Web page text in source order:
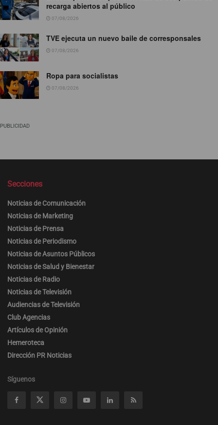
recarga abiertos al público
07/08/2026
TVE ejecuta un nuevo baile de corresponsales
07/08/2026
Ropa para socialistas
07/08/2026
PUBLICIDAD
Secciones
Noticias de Comunicación
Noticias de Marketing
Noticias de Prensa
Noticias de Periodismo
Noticias de Asuntos Públicos
Noticias de Salud y Bienestar
Noticias de Radio
Noticias de Televisión
Audiencias de Televisión
Club Agencias
Artículos de Opinión
Hemeroteca
Dirección PR Noticias
Síguenos